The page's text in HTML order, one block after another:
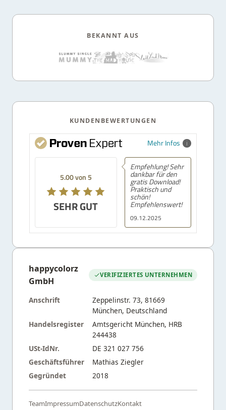
BEKANNT AUS
KUNDENBEWERTUNGEN
Mehr Infos
5.00 von 5
SEHR GUT
09.12.2025
Empfehlung! Sehr
dankbar für den
gratis Download!
Praktisch und
schön!
Empfehlenswert!
happycolorz
GmbH
VERIFIZIERTES UNTERNEHMEN
Anschrift
Zeppelinstr. 73, 81669
München, Deutschland
Handelsregister
Amtsgericht München, HRB
244438
USt-IdNr.
DE 321 027 756
Geschäftsführer
Mathias Ziegler
Gegründet
2018
TeamImpressumDatenschutzKontakt